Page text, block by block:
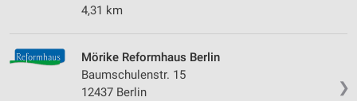
4,31 km
❯
Mörike Reformhaus Berlin
Baumschulenstr. 15
12437 Berlin
Erstellung von Profilen für personalisierte